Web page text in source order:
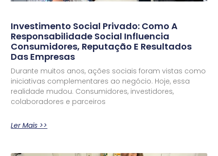
Investimento Social Privado: Como A
Responsabilidade Social Influencia
Consumidores, Reputação E Resultados
Das Empresas
Durante muitos anos, ações sociais foram vistas como
iniciativas complementares ao negócio. Hoje, essa
realidade mudou. Consumidores, investidores,
colaboradores e parceiros
Ler Mais >>